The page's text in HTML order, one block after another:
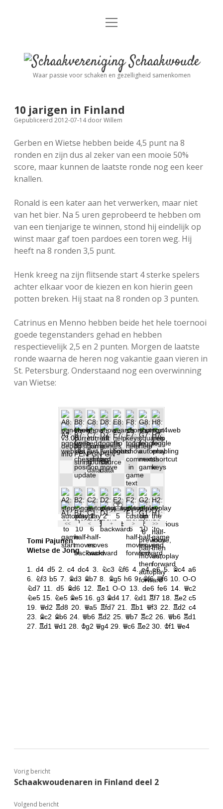
Nieuws
Algemene Informatie
open
dropdown
menu
Competitiereglement
Externe Competitie
KNSB: Schaakwoude I
FSB: Schaakwoude I
FSB: Schaakwoude II
Jeugdschaken
Agenda
Koppelingen
facebook
instagram
open
Schaakvereniging
Schaakwoude
Waar passie voor schaken en gezelligheid samenkomen
10 jarigen in Finland
Gepubliceerd 2012-07-14doorWillem
Gerben en Wietse hebben beide 4,5 punt na 8
ronden en zijn dus al zeker van een mooie 50%
score, maar kunnen de laatste ronde nog een keer
knallen.
Ronald is een kater aan het verwerken, maar niet
van het bier. Na 5 uren geprobeerd te hebben om
van een tienjarige te winnen, stond hij eindelijk op
winst maar gaf toen pardoes een toren weg. Hij
heeft na 8 ronden 3,5 punt.
Henk kreeg na zijn flitsende start 4 sterke spelers
achter elkaar voor de kiezen en kon hierin geen
potten breken. Hij staat na 8 ronden op 3 punten.
Catrinus en Menno hebben beide het hele toernooi
goede tegenstanders gehad en hebben
respectievelijk 2,5 en 2 punten. Morgen de laatste
ronde waarna de heren nog vakantie gaan vieren in
St. Petersburg. Onderstaand nog een overwinning
van Wietse:
Vorig bericht
Schaakwoudenaren in Finland deel 2
Volgend bericht